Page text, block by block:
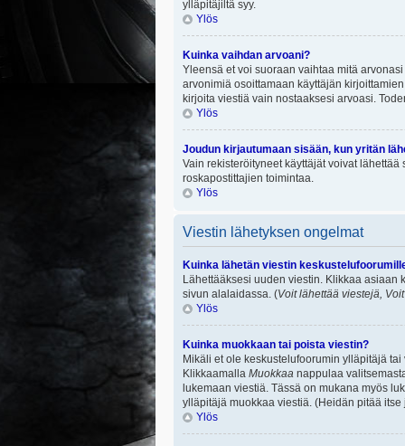
ylläpitäjiltä syy.
Ylös
Kuinka vaihdan arvoani?
Yleensä et voi suoraan vaihtaa mitä
arvonimiä osoittamaan käyttäjän
kirjoita viestiä vain nostaaksesi arvoasi.
Ylös
Joudun kirjautumaan sisään, kun yritän
Vain rekisteröityneet käyttäjät voivat
roskapostittajien toimintaa.
Ylös
Viestin lähetyksen ongelmat
Kuinka lähetän viestin
Lähettääksesi uuden viestin. Klikkaa
sivun alalaidassa. (Voit lähettää viestejä,
Ylös
Kuinka muokkaan tai poista viestin?
Mikäli et ole keskustelufoorumin ylläpitäjä
Klikkaamalla Muokkaa nappulaa
lukemaan viestiä. Tässä on mukana myös
ylläpitäjä muokkaa viestiä. (Heidän pitää
Ylös